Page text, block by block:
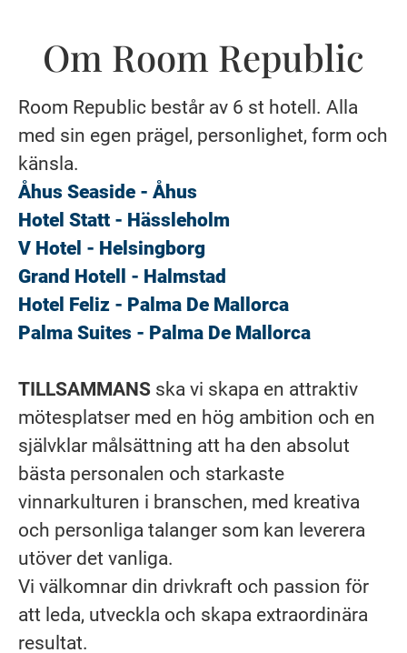
Om Room Republic
Room Republic består av 6 st hotell. Alla
med sin egen prägel, personlighet, form och
känsla.
Åhus Seaside - Åhus
Hotel Statt - Hässleholm
V Hotel - Helsingborg
Grand Hotell - Halmstad
Hotel Feliz - Palma De Mallorca
Palma Suites - Palma De Mallorca
TILLSAMMANS ska vi skapa en attraktiv
mötesplatser med en hög ambition och en
självklar målsättning att ha den absolut
bästa personalen och starkaste
vinnarkulturen i branschen, med kreativa
och personliga talanger som kan leverera
utöver det vanliga.
Vi välkomnar din drivkraft och passion för
att leda, utveckla och skapa extraordinära
resultat.